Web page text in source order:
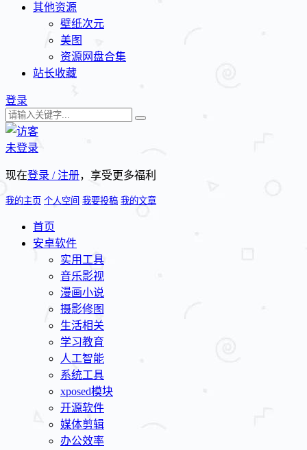
其他资源
壁纸次元
美图
资源网盘合集
站长收藏
登录
未登录
现在登录 / 注册，享受更多福利
我的主页 个人空间 我要投稿 我的文章
首页
安卓软件
实用工具
音乐影视
漫画小说
摄影修图
生活相关
学习教育
人工智能
系统工具
xposed模块
开源软件
媒体剪辑
办公效率